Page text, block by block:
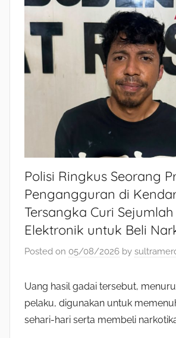
Polisi Ringkus Seorang
Pengangguran di
Tersangka Curi
Elektronik untuk Beli
Posted on 05/08/2026 by
Uang hasil gadai tersebut,
pelaku, digunakan untuk
sehari-hari serta membeli